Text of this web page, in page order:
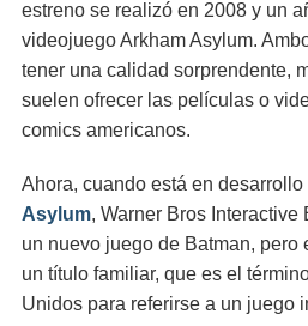
estreno se realizó en 2008 y un
videojuego Arkham Asylum.
tener una calidad sorprendente,
suelen ofrecer las películas o
comics americanos.
Ahora, cuando está en
Asylum, Warner Bros
un nuevo juego de Batman, pero
un título familiar, que es el
Unidos para referirse a un juego